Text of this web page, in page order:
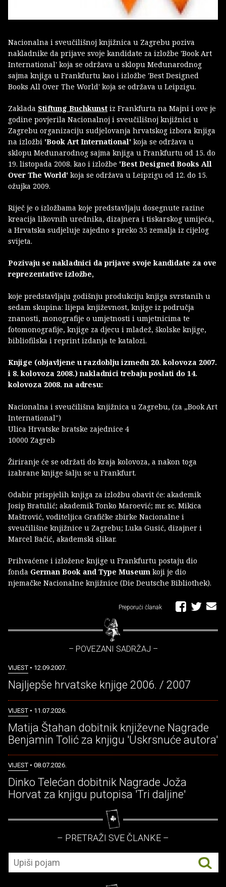
Nacionalna i sveučilišnoj knjižnica u Zagrebu poziva
nakladnike da prijave svoje kandidate za izložbe 'Book Art
International' koja se održava u sklopu Međunarodnog
sajma knjiga u Frankfurtu kao i izložbe 'Best Designed
Books All Over The World' koja se održava u Leipzigu.
Zaklada Stiftung Buchkunst iz Frankfurta na Majni i ove je
godine povjerila Nacionalnoj i sveučilišnoj knjižnici u
Zagrebu organizaciju sudjelovanja hrvatskog izbora knjiga
na izložbi 'Book Art International' koja se održava u
sklopu Međunarodnog sajma knjiga u Frankfurtu od 15. do
19. listopada 2008. kao i izložbe 'Best Designed Books All
Over The World' koja se održava u Leipzigu od 12. do 15.
ožujka 2009.
Riječ je o izložbama koje predstavljaju dosegnute razine
kreacija likovnih urednika, dizajnera i tiskarskog umijeća,
a Hrvatska sudjeluje zajedno s preko 35 zemalja iz cijelog
svijeta.
Pozivaju se nakladnici da prijave svoje kandidate za ove
reprezentative izložbe,
koje predstavljaju godišnju produkciju knjiga svrstanih u
sedam skupina: lijepa književnost, knjige iz područja
znanosti, monografije o umjetnosti i umjetnicima te
fotomonografije, knjige za djecu i mladež, školske knjige,
bibliofilska i reprint izdanja te katalozi.
Knjige (objavljene u razdoblju između 20. kolovoza 2007.
i 8. kolovoza 2008.) nakladnici trebaju poslati do 14.
kolovoza 2008. na adresu:
Nacionalna i sveučilišna knjižnica u Zagrebu, (za „Book Art
International")
Ulica Hrvatske bratske zajednice 4
10000 Zagreb
Žiriranje će se održati do kraja kolovoza, a nakon toga
izabrane knjige šalju se u Frankfurt.
Odabir prispjelih knjiga za izložbu obavit će: akademik
Josip Bratulić; akademik Tonko Maroević; mr. sc. Mikica
Maštrović, voditeljica Grafičke zbirke Nacionalne i
sveučilišne knjižnice u Zagrebu; Luka Gusić, dizajner i
Marcel Bačić, akademski slikar.
Prihvaćene i izložene knjige u Frankfurtu postaju dio
fonda German Book and Type Museum koji je dio
njemačke Nacionalne knjižnice (Die Deutsche Bibliothek).
Preporuči članak
– POVEZANI SADRŽAJ –
VIJEST • 12.09.2007.
Najljepše hrvatske knjige 2006. / 2007
VIJEST • 11.07.2026.
Matija Štahan dobitnik književne Nagrade
Benjamin Tolić za knjigu 'Uskrsnuće autora'
VIJEST • 08.07.2026.
Dinko Telećan dobitnik Nagrade Joža
Horvat za knjigu putopisa 'Tri daljine'
– PRETRAŽI SVE ČLANKE –